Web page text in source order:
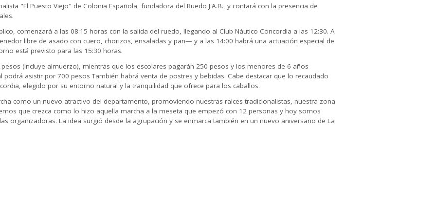
"El Puesto Viejo" de Colonia Española, fundadora del Ruedo J.A.B., y contará con la presencia de
comenzará a las 08:15 horas con la salida del ruedo, llegando al Club Náutico Concordia a las 12:30. A
libre de asado con cuero, chorizos, ensaladas y pan— y a las 14:00 habrá una actuación especial de
está previsto para las 15:30 horas.
(incluye almuerzo), mientras que los escolares pagarán 250 pesos y los menores de 6 años
podrá asistir por 700 pesos También habrá venta de postres y bebidas. Cabe destacar que lo recaudado
elegido por su entorno natural y la tranquilidad que ofrece para los caballos.
como un nuevo atractivo del departamento, promoviendo nuestras raíces tradicionalistas, nuestra zona
que crezca como lo hizo aquella marcha a la meseta que empezó con 12 personas y hoy somos
organizadoras. La idea surgió desde la agrupación y se enmarca también en un nuevo aniversario de La